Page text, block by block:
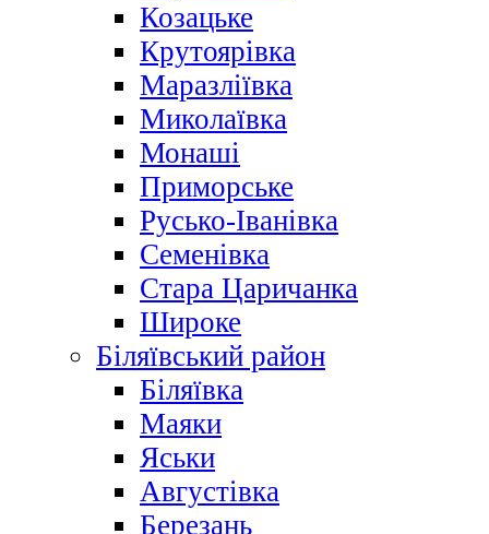
Козацьке
Крутоярівка
Маразліївка
Миколаївка
Монаші
Приморське
Русько-Іванівка
Семенівка
Стара Царичанка
Широке
Біляївський район
Біляївка
Маяки
Яськи
Августівка
Березань